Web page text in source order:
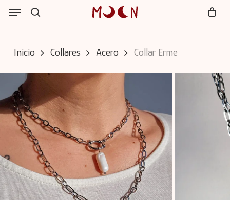
Menu
Inicio Collares Acero Collar Erme
Menu